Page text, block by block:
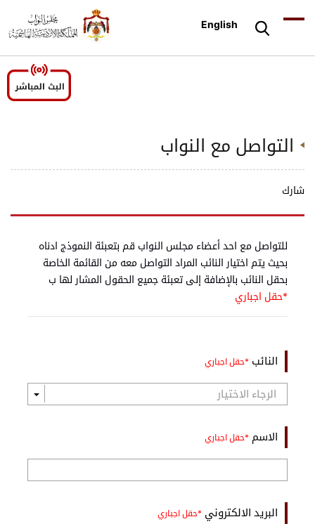
English
التواصل مع النواب
شارك
للتواصل مع احد أعضاء مجلس النواب قم بتعبئة النموذج ادناه
بحيث يتم اختيار النائب المراد التواصل معه من القائمة الخاصة
بحقل النائب بالإضافة إلى تعبئة جميع الحقول المشار لها ب
*حقل اجباري
النائب
الاسم
البريد الالكتروني